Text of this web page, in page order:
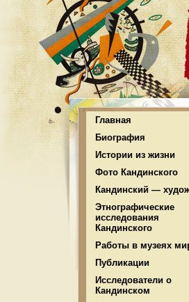
Главная
Биография
Истории из жизни
Фото Кандинского
Кандинский —
Этнографические
исследования
Кандинского
Работы в музеях
Публикации
Исследователи о
Кандинском